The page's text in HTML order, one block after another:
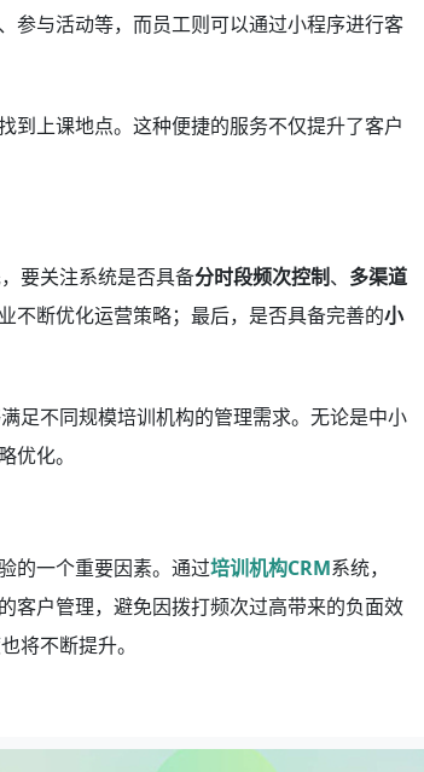
参与活动等，而员工则可以通过小程序进行客
到上课地点。这种便捷的服务不仅提升了客户
要关注系统是否具备分时段频次控制、 多渠道
不断优化运营策略；最后，是否具备完善的小
足不同规模培训机构的管理需求。无论是中小
优化。
的一个重要因素。通过培训机构CRM系统，
客户管理，避免因拨打频次过高带来的负面效
将不断提升。